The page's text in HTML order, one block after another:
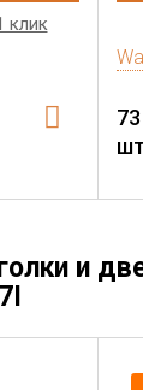
клик
и